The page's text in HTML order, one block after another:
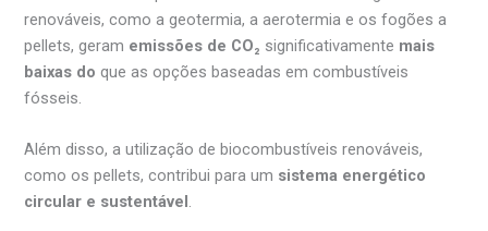
renováveis, como a geotermia, a aerotermia e os fogões a
pellets, geram emissões de CO₂ significativamente mais
baixas do que as opções baseadas em combustíveis
fósseis.
Além disso, a utilização de biocombustíveis renováveis,
como os pellets, contribui para um sistema energético
circular e sustentável.